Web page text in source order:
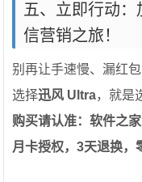
五、立即行动
信营销之旅！
别再让手速慢、漏红
选择迅风 Ultra，就是
购买请认准：软件之
月卡授权，3天退换，